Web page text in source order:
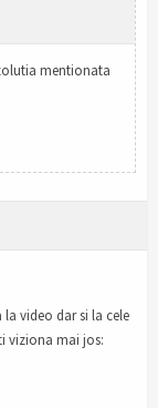
mentionata
la video dar si la cele
viziona mai jos: